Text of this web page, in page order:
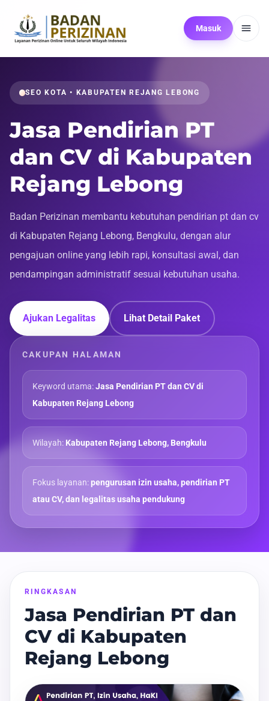
Masuk
SEO KOTA • KABUPATEN REJANG LEBONG
Jasa Pendirian PT
dan CV di Kabupaten
Rejang Lebong
Badan Perizinan membantu kebutuhan pendirian pt dan cv
di Kabupaten Rejang Lebong, Bengkulu, dengan alur
pengajuan online yang lebih rapi, konsultasi awal, dan
pendampingan administratif sesuai kebutuhan usaha.
Ajukan Legalitas Lihat Detail Paket
CAKUPAN HALAMAN
Keyword utama:Jasa Pendirian PT dan CV di
Kabupaten Rejang Lebong
Wilayah:Kabupaten Rejang Lebong, Bengkulu
Fokus layanan:pengurusan izin usaha, pendirian PT
atau CV, dan legalitas usaha pendukung
RINGKASAN
Jasa Pendirian PT dan
CV di Kabupaten
Rejang Lebong